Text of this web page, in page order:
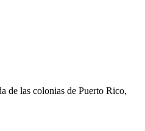
de las colonias de Puerto Rico,